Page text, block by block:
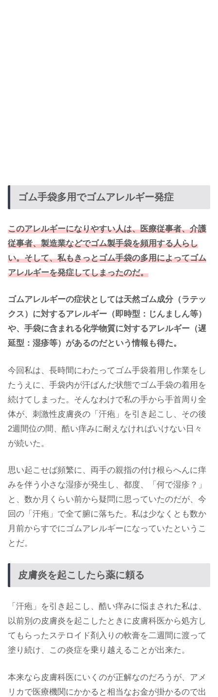
ゴム手袋多用でゴムアレルギー発症
このアレルギーになりやすい人は、医療従事者、介護
従事者、製造業などでゴム製手袋を頻用する人らし
い。そして、私もきっとゴム手袋の多用によってゴム
アレルギーを発症してしまったのだ。
ゴムアレルギーの症状としては天然ゴム成分（ラテッ
クス）に対するアレルギー（即時型：じんましん等）
や、手袋に含まれる化学物質に対するアレルギー（遅
延型：湿疹等）があるのだという情報も得た。
今回私は、長時間にわたってゴム手袋着用し作業をし
たうえに、手袋内が汗ばんだ状態でゴム手袋の着用を
続けてしまった。そんなわけで私の手から手首周り全
体が、刺激性皮膚炎の「汗疱」を引き起こし、その後
2週間位の間、酷い痒みに耐えなければいけない日々
が続いた。
思い起こせば頻繁に、両手の親指の付け根らへんに痒
みを伴う小さな湿疹が発生し、都度、「何で湿疹？」
と、数か月くらい前から疑問に思っていたのだが、今
回の「汗疱」で全て腑に落ちた。私は少なくとも数か
月前からすでにゴムアレルギーになっていたというこ
とだ。
皮膚炎を起こしたら薬に頼る
「汗疱」を引き起こし、酷い痒みに悩まされた私は、
以前別の皮膚炎を起こしたときに皮膚科医から処方し
てもらったステロイド剤入りの軟膏を二週間に渡って
塗り続け、この炎症を乗り越えることが出来た。
本来なら皮膚科医にいくのが正解なのだろうが、アメ
リカで医療機関にかかると相当なお金が掛かるので出